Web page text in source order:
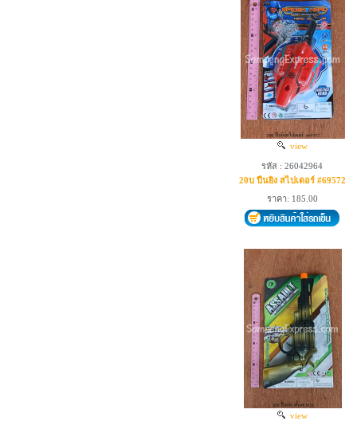
view
รหัส : 26042964
20บ ปืนยิง สไปเดอร์ #69572
ราคา: 185.00
view